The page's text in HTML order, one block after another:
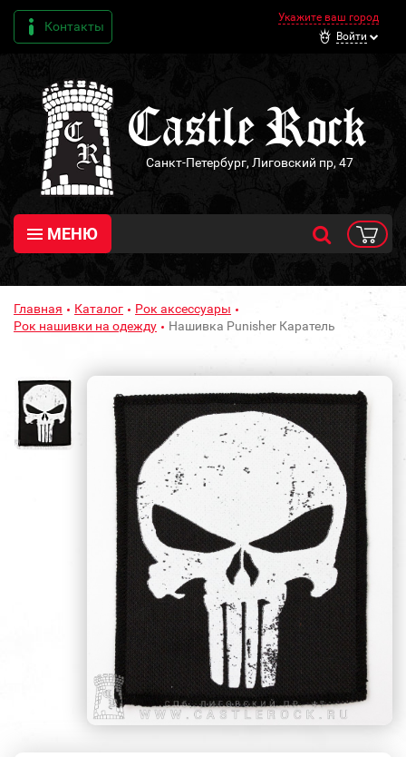
Контакты
Укажите ваш город
Войти
Санкт-Петербург, Лиговский пр, 47
МЕНЮ
Главная Каталог
Рок аксессуары
Рок нашивки на одежду
Нашивка Punisher Каратель